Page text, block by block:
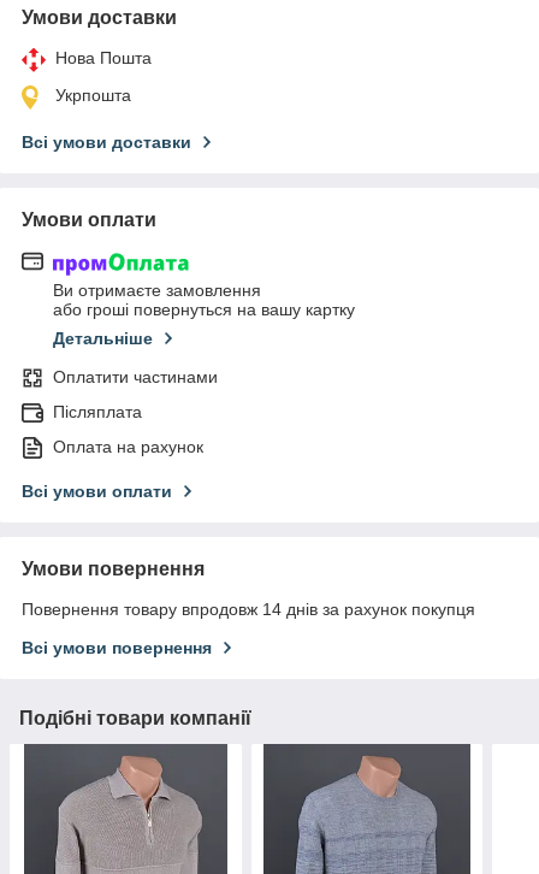
Умови доставки
Нова Пошта
Укрпошта
Всі умови доставки
Умови оплати
Ви отримаєте замовлення
або гроші повернуться на вашу картку
Детальніше
Оплатити частинами
Післяплата
Оплата на рахунок
Всі умови оплати
Умови повернення
Повернення товару впродовж 14 днів за рахунок покупця
Всі умови повернення
Подібні товари компанії